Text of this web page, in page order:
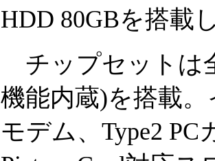
HDD 80GBを搭載
チップセットは
機能内蔵)を搭載。
モデム、Type2